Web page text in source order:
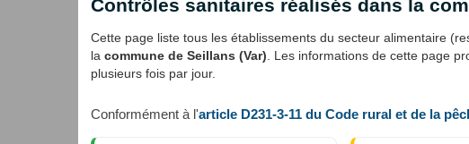
Contrôles sanitaires réalisés dans la
Cette page liste tous les établissements du secteur alimentaire
la commune de Seillans (Var) . Les informations de cette page
plusieurs fois par jour.
Conformément à l'article D231-3-11 du Code rural et de la